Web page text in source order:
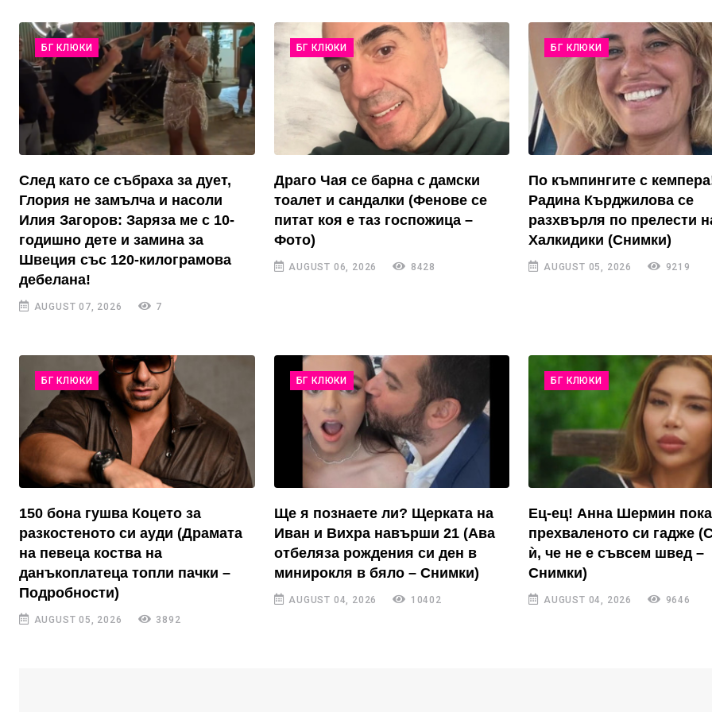
БГ КЛЮКИ
След като се събраха за дует,
Глория не замълча и насоли
Илия Загоров: Заряза ме с 10-
годишно дете и замина за
Швеция със 120-килограмова
дебелана!
AUGUST 07, 2026 7
БГ КЛЮКИ
Драго Чая се барна с дамски
тоалет и сандалки (Фенове се
питат коя е таз госпожица –
Фото)
AUGUST 06, 2026 8428
БГ КЛЮКИ
По къмпингите с
Радина Кърджилова се
разхвърля по прелести
Халкидики (Снимки)
AUGUST 05, 2026 9219
БГ КЛЮКИ
150 бона гушва Коцето за
разкостеното си ауди (Драмата
на певеца коства на
данъкоплатеца топли пачки –
Подробности)
AUGUST 05, 2026 3892
БГ КЛЮКИ
Ще я познаете ли? Щерката на
Иван и Вихра навърши 21 (Ава
отбеляза рождения си ден в
минирокля в бяло – Снимки)
AUGUST 04, 2026 10402
БГ КЛЮКИ
Ец-ец! Анна Шермин
прехваленото си гадже
ѝ, че не е съвсем швед –
Снимки)
AUGUST 04, 2026 9646